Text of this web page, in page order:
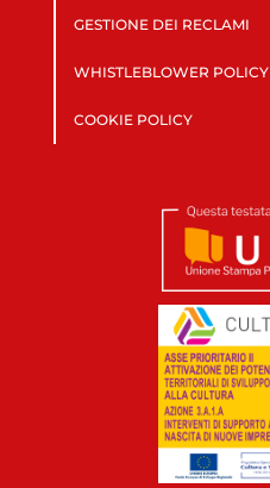
GESTIONE DEI RECLAMI
WHISTLEBLOWER POLICY
COOKIE POLICY